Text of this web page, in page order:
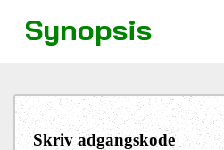
Skriv adgangskode
Synopsis